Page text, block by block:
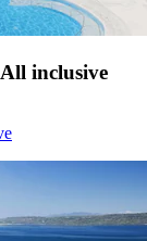
inclusive